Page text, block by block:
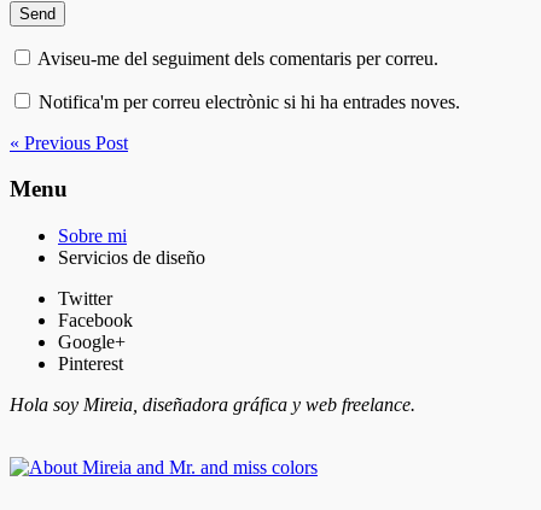
Aviseu-me del seguiment dels comentaris per correu.
Notifica'm per correu electrònic si hi ha entrades noves.
« Previous Post
Menu
Sobre mi
Servicios de diseño
Twitter
Facebook
Google+
Pinterest
Hola soy Mireia, diseñadora gráfica y web freelance.